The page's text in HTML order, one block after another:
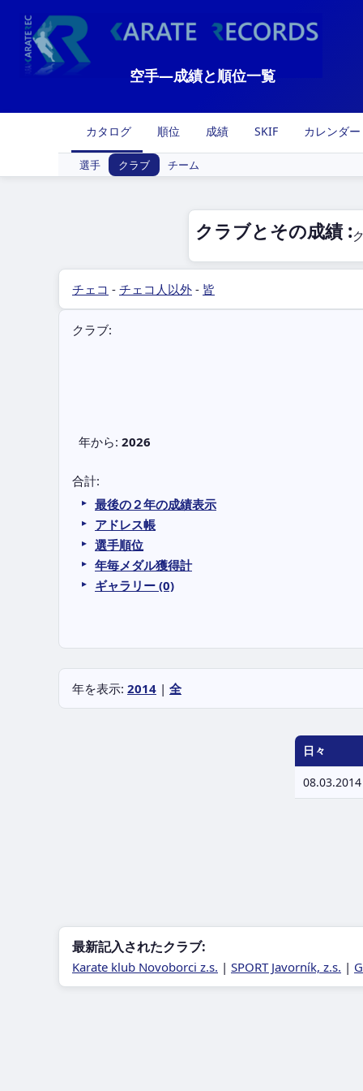
空手―成績と順位一覧
カタログ 順位 成績 SKIF カレンダー
選手 クラブ チーム
クラブとその成績 :
チェコ - チェコ人以外 - 皆
クラブ:
年から: 2026
合計:
最後の２年の成績表示
アドレス帳
選手順位
年毎メダル獲得計
ギャラリー (0)
年を表示: 2014 | 全
日々
08.03.2014
最新記入されたクラブ:
Karate klub Novoborci z.s. | SPORT Javorník, z.s. |